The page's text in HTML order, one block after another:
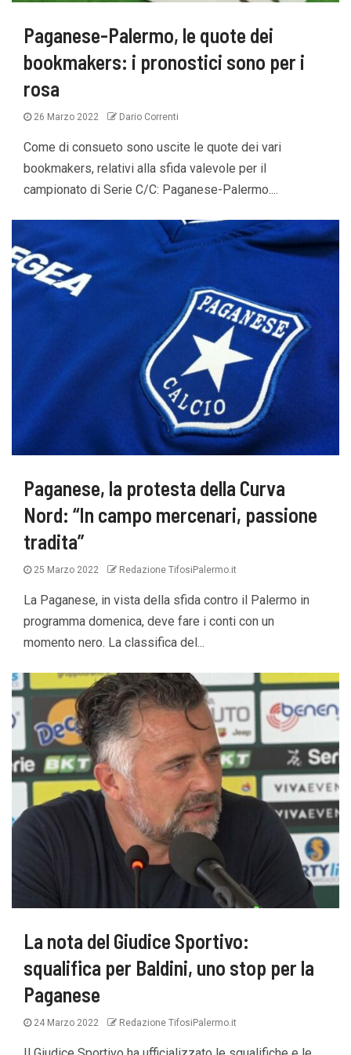
Paganese-Palermo, le quote dei
bookmakers: i pronostici sono per i
rosa
26 Marzo 2022 Dario Correnti
Come di consueto sono uscite le quote dei vari
bookmakers, relativi alla sfida valevole per il
campionato di Serie C/C: Paganese-Palermo....
Paganese, la protesta della Curva
Nord: “In campo mercenari, passione
tradita”
25 Marzo 2022 Redazione TifosiPalermo.it
La Paganese, in vista della sfida contro il Palermo in
programma domenica, deve fare i conti con un
momento nero. La classifica del...
La nota del Giudice Sportivo:
squalifica per Baldini, uno stop per la
Paganese
24 Marzo 2022 Redazione TifosiPalermo.it